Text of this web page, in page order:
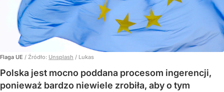
Flaga UE / Źródło: Unsplash / Lukas
Polska jest mocno poddana procesom ingerencji,
ponieważ bardzo niewiele zrobiła, aby o tym